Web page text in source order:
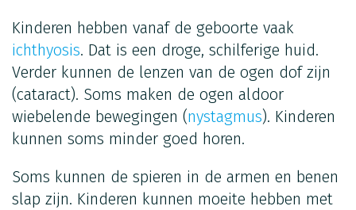
Kinderen hebben vanaf de geboorte vaak
ichthyosis. Dat is een droge, schilferige huid.
Verder kunnen de lenzen van de ogen dof zijn
(cataract). Soms maken de ogen aldoor
wiebelende bewegingen (nystagmus). Kinderen
kunnen soms minder goed horen.
Soms kunnen de spieren in de armen en benen
slap zijn. Kinderen kunnen moeite hebben met